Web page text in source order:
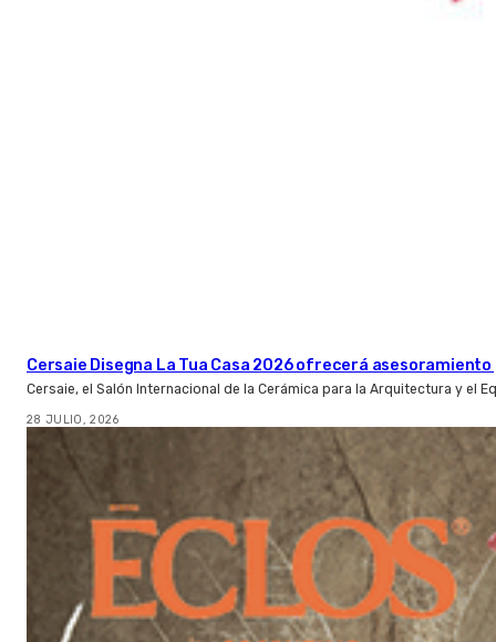
Cersaie Disegna La Tua Casa 2026 ofrecerá
Cersaie, el Salón Internacional de la Cerámica para la Arquitectura y el
28 JULIO, 2026